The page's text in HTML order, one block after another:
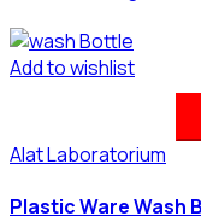
Add to wishlist
Alat Laboratorium
Plastic Ware Wash